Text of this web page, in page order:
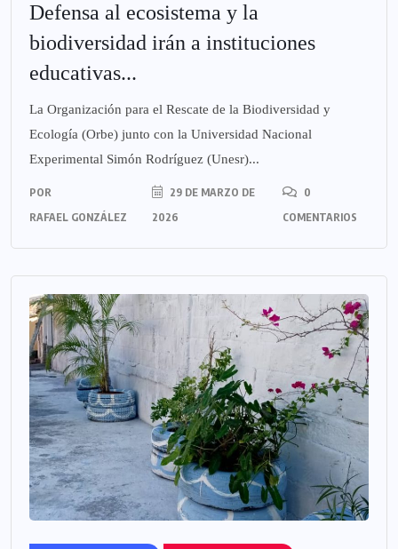
Defensa al ecosistema y la
biodiversidad irán a instituciones
educativas...
La Organización para el Rescate de la Biodiversidad y
Ecología (Orbe) junto con la Universidad Nacional
Experimental Simón Rodríguez (Unesr)...
POR
RAFAEL GONZÁLEZ
29 DE MARZO DE
2026
0
COMENTARIOS